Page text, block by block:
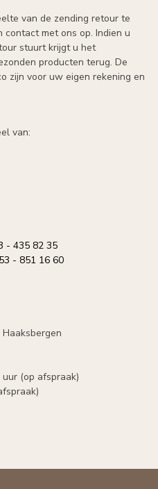
van de zending retour te
contact met ons op. Indien u
stuurt krijgt u het
producten terug. De
zijn voor uw eigen rekening en
van:
- 435 82 35
- 851 16 60
(op afspraak)